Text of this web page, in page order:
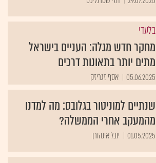
בלעדי
מחקר חדש מגלה: העניים בישראל
מתים יותר בתאונות דרכים
05.06.2025 אסף זגריזק
שנתיים למוניטור בגלובס: מה למדנו
מהמעקב אחרי הממשלה?
01.05.2025 יובל אינהורן